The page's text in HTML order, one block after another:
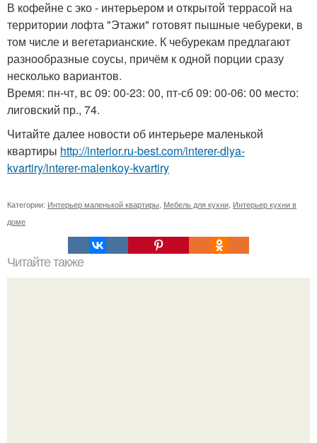
В кофейне с эко - интерьером и открытой террасой на
территории лофта "Этажи" готовят пышные чебуреки, в
том числе и вегетарианские. К чебурекам предлагают
разнообразные соусы, причём к одной порции сразу
несколько вариантов.
Время: пн-чт, вс 09: 00-23: 00, пт-сб 09: 00-06: 00 место:
лиговский пр., 74.
Читайте далее новости об интерьере маленькой
квартиры http://interior.ru-best.com/interer-dlya-
kvartiry/interer-malenkoy-kvartiry
Категории: Интерьер маленькой квартиры, Мебель для кухни, Интерьер кухни в
доме
Читайте также